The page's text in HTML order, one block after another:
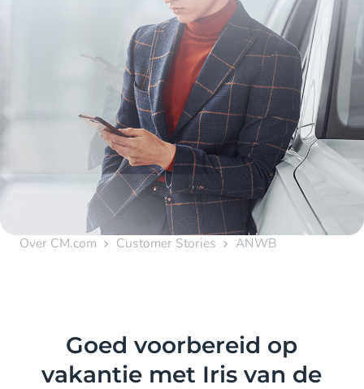
Over CM.com Customer Stories ANWB
Goed voorbereid op
vakantie met Iris van de